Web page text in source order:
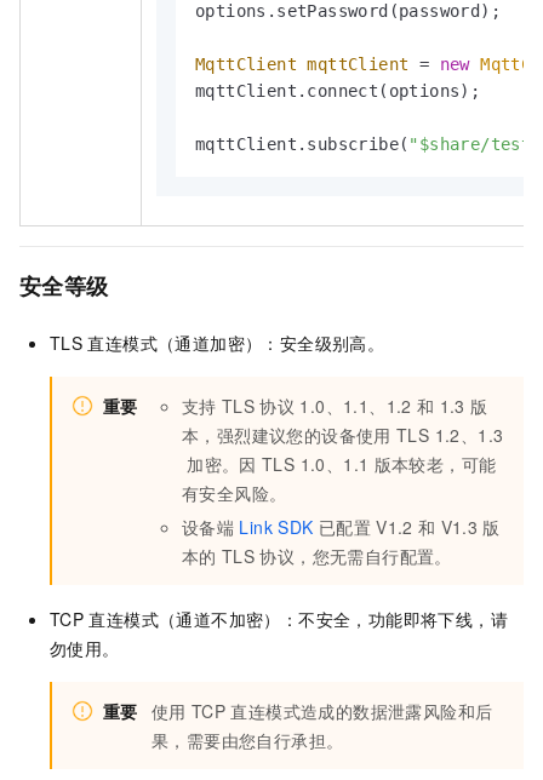
options.setPassword(password);
MqttClient mqttClient = new
mqttClient.connect(options);
mqttClient.subscribe( "$share/
安全等级
TLS 直连模式（通道加密）：安全级别高。
重要 支持 TLS 协议 1.0、1.1、1.2 和 1.3 版
本，强烈建议您的设备使用 TLS 1.2、1.3
加密。因 TLS 1.0、1.1 版本较老，可能
有安全风险。
设备端 Link SDK 已配置 V1.2 和 V1.3 版
本的 TLS 协议，您无需自行配置。
TCP 直连模式（通道不加密）：不安全，功能即将下线，请
勿使用。
重要 使用 TCP 直连模式造成的数据泄露风险和后
果，需要由您自行承担。